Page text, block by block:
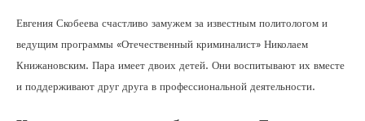
Евгения Скобеева счастливо замужем за известным политологом и
ведущим программы «Отечественный криминалист» Николаем
Книжановским. Пара имеет двоих детей. Они воспитывают их вместе
и поддерживают друг друга в профессиональной деятельности.